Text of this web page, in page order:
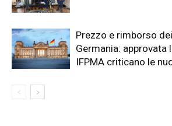
Prezzo e rimborso
Germania: approvata
IFPMA criticano le